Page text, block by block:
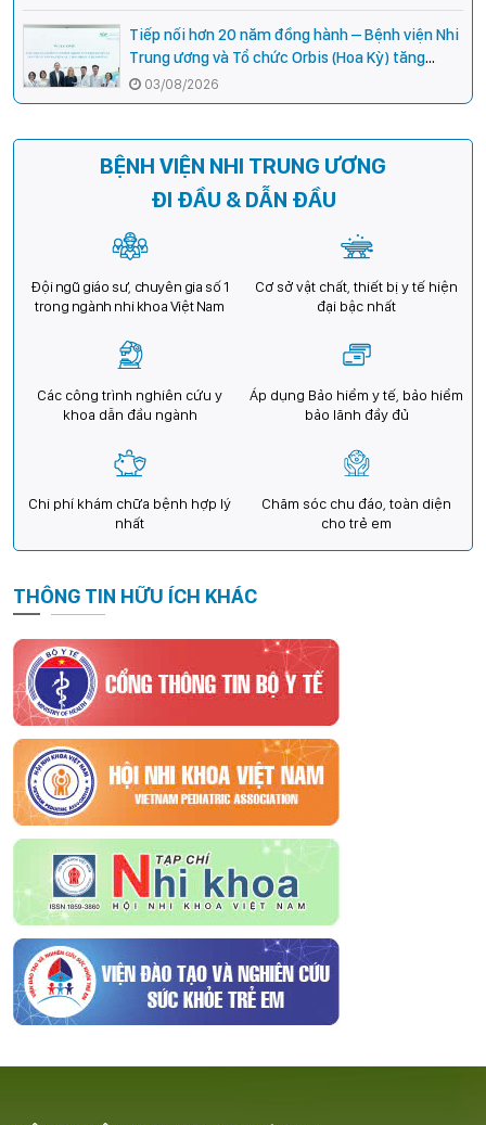
ương
Tiếp nối hơn 20 năm đồng hành – Bệnh viện Nhi
Trung ương và Tổ chức Orbis (Hoa Kỳ) tăng
cường hợp tác, mở rộng cơ hội bảo vệ thị lực
cho trẻ em Việt Nam
03/08/2026
BỆNH VIỆN NHI TRUNG ƯƠNG
ĐI ĐẦU & DẪN ĐẦU
Đội ngũ giáo sư, chuyên gia số 1
trong ngành nhi khoa Việt Nam
Cơ sở vật chất, thiết bị y tế hiện
đại bậc nhất
Các công trình nghiên cứu y
khoa dẫn đầu ngành
Áp dụng Bảo hiểm y tế, bảo hiểm
bảo lãnh đầy đủ
Chi phí khám chữa bệnh hợp lý
nhất
Chăm sóc chu đáo, toàn diện
cho trẻ em
THÔNG TIN HỮU ÍCH KHÁC